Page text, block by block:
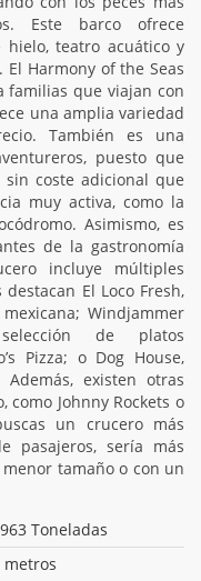
Este barco ofrece
hielo, teatro acuático y
Harmony of the Seas
familias que viajan con
una amplia variedad
También es una
puesto que
coste adicional que
muy activa, como la
Asimismo, es
de la gastronomía
incluye múltiples
El Loco Fresh,
Windjammer
de platos
Pizza; o Dog House,
existen otras
Johnny Rockets o
un crucero más
pasajeros, sería más
tamaño o con un
Toneladas
metros